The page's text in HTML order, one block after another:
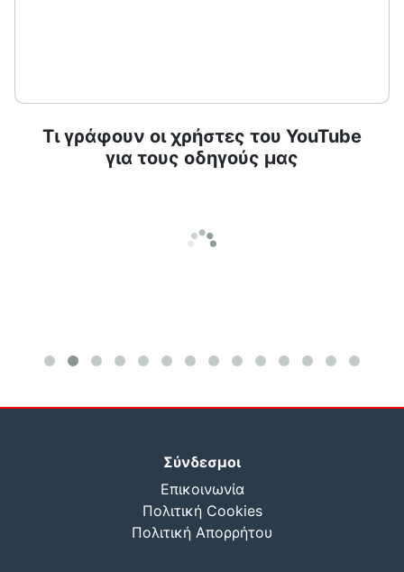
Τι γράφουν οι χρήστες του YouTube
για τους οδηγούς μας
Σύνδεσμοι
Επικοινωνία
Πολιτική Cookies
Πολιτική Απορρήτου